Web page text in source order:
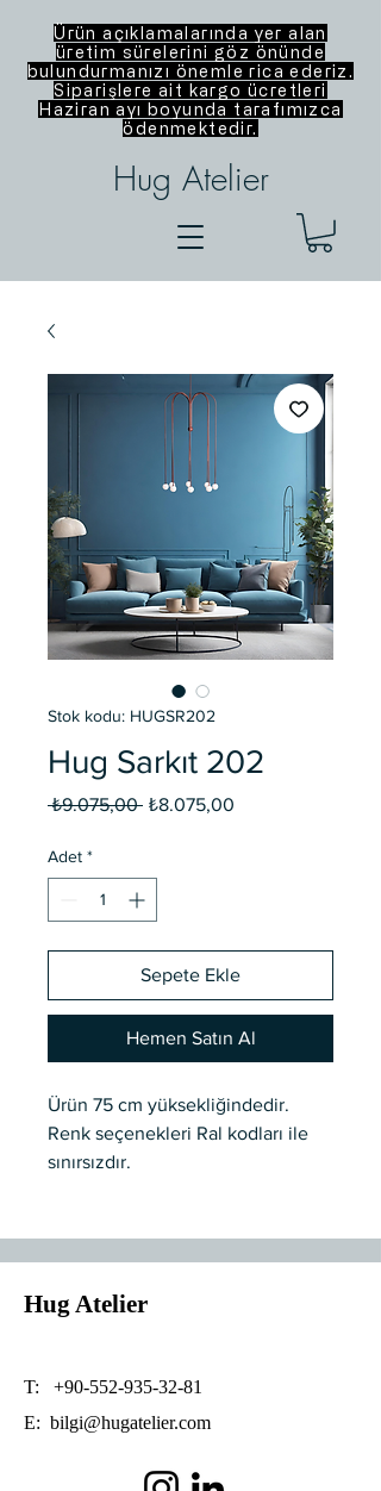
Ürün açıklamalarında yer alan
üretim sürelerini göz önünde
bulundurmanızı önemle rica ederiz.
Siparişlere ait kargo ücretleri
Haziran ayı boyunda tarafımızca
ödenmektedir.
Hug Atelier
Stok kodu: HUGSR202
Hug Sarkıt 202
₺9.075,00 Normal
₺8.075,00
Adet *
Sepete Ekle
Hemen Satın Al
Ürün 75 cm yüksekliğindedir.
Renk seçenekleri Ral kodları ile
sınırsızdır.
Hug Atelier
T: +90-552-935-32-81
E: bilgi@hugatelier.com